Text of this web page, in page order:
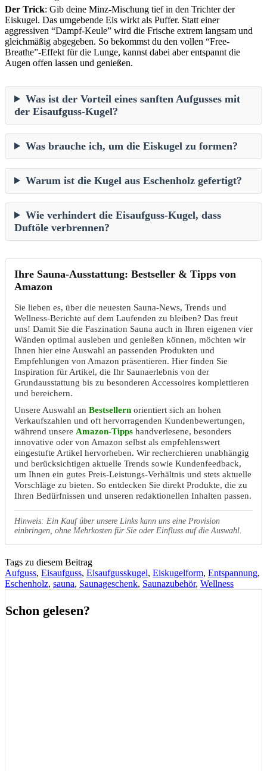
Der Trick: Gib deine Minz-Mischung tief in den Trichter der
Eiskugel. Das umgebende Eis wirkt als Puffer. Statt einer
aggressiven “Dampf-Keule” wird die Frische extrem langsam und
gleichmäßig abgegeben. So bekommst du den vollen “Free-
Breathe”-Effekt für die Lunge, kannst dabei aber entspannt die
Augen offen lassen und genießen.
Was ist der Vorteil eines sanften Aufgusses mit
der Eisaufguss-Kugel?
Was brauche ich, um die Eiskugel zu formen?
Warum ist die Kugel aus Eschenholz gefertigt?
Wie verhindert die Eisaufguss-Kugel, dass
Duftöle verbrennen?
Ihre Sauna-Ausstattung: Bestseller & Tipps von
Amazon
Sie lieben es, über die neuesten Sauna-News, Trends und
Wellness-Berichte auf dem Laufenden zu bleiben? Das freut
uns! Damit Sie die Faszination Sauna auch in Ihren eigenen vier
Wänden optimal ausleben und genießen können, möchten wir
Ihnen hier eine Auswahl an passenden Produkten und
Empfehlungen von Amazon präsentieren. Hier finden Sie
Inspiration für Artikel, die Ihr Saunaerlebnis von der
Grundausstattung bis zu besonderen Accessoires komplettieren
und bereichern.
Unsere Auswahl an Bestsellern orientiert sich an hohen
Verkaufszahlen und oft hervorragenden Kundenbewertungen,
während unsere Amazon-Tipps handverlesene, besonders
innovative oder von Amazon selbst als empfehlenswert
eingestufte Artikel hervorheben. Wir recherchieren unabhängig
und berücksichtigen aktuelle Trends sowie Kundenfeedback,
um Ihnen ein gutes Preis-Leistungs-Verhältnis und stets aktuelle
Vorschläge zu bieten. So entdecken Sie direkt Produkte, die zu
Ihren Bedürfnissen und unseren redaktionellen Inhalten passen.
Hinweis: Ein Kauf über unsere Links kann uns eine Provision
einbringen, ohne Mehrkosten für Sie oder Einfluss auf die Auswahl.
Tags zu diesem Beitrag
Aufguss, Eisaufguss, Eisaufgusskugel, Eiskugelform, Entspannung,
Eschenholz, sauna, Saunageschenk, Saunazubehör, Wellness
Schon gelesen?